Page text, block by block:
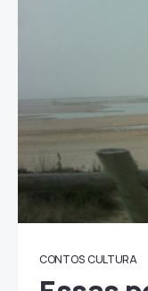
CONTOS CULTURA